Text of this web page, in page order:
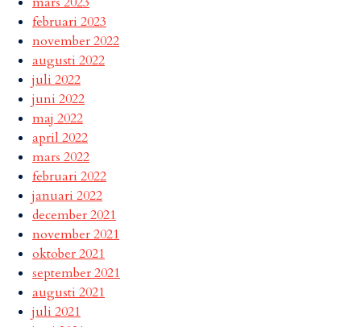
februari 2023
november 2022
augusti 2022
juli 2022
juni 2022
maj 2022
april 2022
mars 2022
februari 2022
januari 2022
december 2021
november 2021
oktober 2021
september 2021
augusti 2021
juli 2021